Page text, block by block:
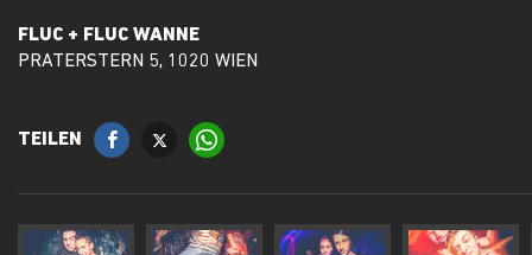
FLUC + FLUC WANNE
PRATERSTERN 5, 1020 WIEN
TEILEN